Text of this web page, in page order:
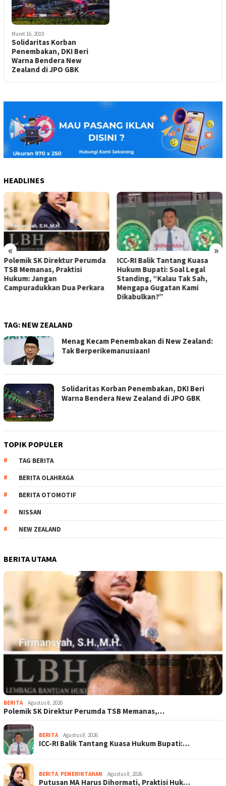
Maret 16, 2019
Solidaritas Korban
Penembakan, DKI Beri
Warna Bendera New
Zealand di JPO GBK
HEADLINES
« »
ICC-RI Balik Tantang Kuasa
Hukum Bupati: Soal Legal
Standing, “Kalau Tak Sah,
Mengapa Gugatan Kami
Putusan MA Harus Dihormati,
Praktisi Hukum: Pemerintah
Wajib Tunduk pada Kepastian
Hukum
TAG: NEW ZEALAND
Menag Kecam Penembakan di New Zealand:
Tak Berperikemanusiaan!
Solidaritas Korban Penembakan, DKI Beri
Warna Bendera New Zealand di JPO GBK
TOPIK POPULER
TAG BERITA
BERITA OLAHRAGA
BERITA OTOMOTIF
NISSAN
NEW ZEALAND
BERITA UTAMA
BERITA Agustus 8, 2026
Polemik SK Direktur Perumda TSB Memanas,…
BERITA Agustus 8, 2026
ICC-RI Balik Tantang Kuasa Hukum Bupati:…
BERITA, PEMERINTAHAN Agustus 8, 2026
Putusan MA Harus Dihormati, Praktisi Huk…